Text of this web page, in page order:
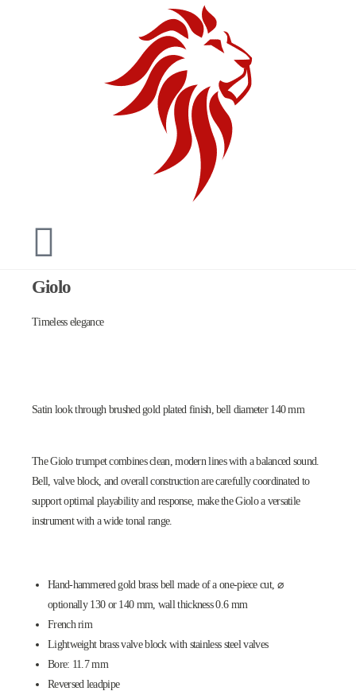
Giolo
Timeless elegance
Satin look through brushed gold plated finish, bell diameter 140 mm
The Giolo trumpet combines clean, modern lines with a balanced sound.
Bell, valve block, and overall construction are carefully coordinated to
support optimal playability and response, make the Giolo a versatile
instrument with a wide tonal range.
Hand-hammered gold brass bell made of a one-piece cut, ⌀
optionally 130 or 140 mm, wall thickness 0.6 mm
French rim
Lightweight brass valve block with stainless steel valves
Bore: 11.7 mm
Reversed leadpipe